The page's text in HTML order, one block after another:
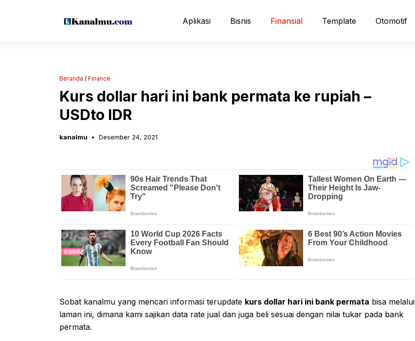
Aplikasi Bisnis Finansial Template Otomotif
Beranda / Finance
Kurs dollar hari ini bank permata ke rupiah –
USDto IDR
kanalmu Desember 24, 2021
Sobat kanalmu yang mencari informasi terupdate kurs dollar hari ini bank permata bisa melalui
laman ini, dimana kami sajikan data rate jual dan juga beli sesuai dengan nilai tukar pada bank
permata.